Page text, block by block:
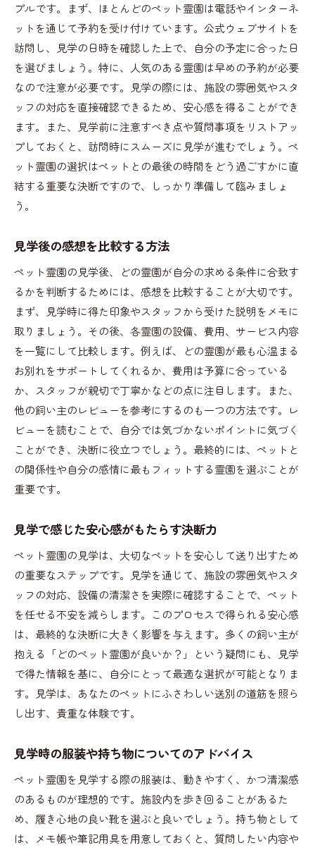
プルです。まず、ほとんどのペット霊園は電話やインターネ
ットを通じて予約を受け付けています。公式ウェブサイトを
訪問し、見学の日時を確認した上で、自分の予定に合った日
を選びましょう。特に、人気のある霊園は早めの予約が必要
なので注意が必要です。見学の際には、施設の雰囲気やスタ
ッフの対応を直接確認できるため、安心感を得ることができ
ます。また、見学前に注意すべき点や質問事項をリストアッ
プしておくと、訪問時にスムーズに見学が進むでしょう。ペ
ット霊園の選択はペットとの最後の時間をどう過ごすかに直
結する重要な決断ですので、しっかり準備して臨みましょ
う。
見学後の感想を比較する方法
ペット霊園の見学後、どの霊園が自分の求める条件に合致す
るかを判断するためには、感想を比較することが大切です。
まず、見学時に得た印象やスタッフから受けた説明をメモに
取りましょう。その後、各霊園の設備、費用、サービス内容
を一覧にして比較します。例えば、どの霊園が最も心温まる
お別れをサポートしてくれるか、費用は予算に合っている
か、スタッフが親切で丁寧かなどの点に注目します。また、
他の飼い主のレビューを参考にするのも一つの方法です。レ
ビューを読むことで、自分では気づかないポイントに気づく
ことができ、決断に役立つでしょう。最終的には、ペットと
の関係性や自分の感情に最もフィットする霊園を選ぶことが
重要です。
見学で感じた安心感がもたらす決断力
ペット霊園の見学は、大切なペットを安心して送り出すため
の重要なステップです。見学を通じて、施設の雰囲気やスタ
ッフの対応、設備の清潔さを実際に確認することで、ペット
を任せる不安を減らします。このプロセスで得られる安心感
は、最終的な決断に大きく影響を与えます。多くの飼い主が
抱える「どのペット霊園が良いか？」という疑問にも、見学
で得た情報を基に、自分にとって最適な選択が可能となりま
す。見学は、あなたのペットにふさわしい送別の道筋を照ら
し出す、貴重な体験です。
見学時の服装や持ち物についてのアドバイス
ペット霊園を見学する際の服装は、動きやすく、かつ清潔感
のあるものが理想的です。施設内を歩き回ることがあるた
め、履き心地の良い靴を選ぶと良いでしょう。持ち物として
は、メモ帳や筆記用具を用意しておくと、質問したい内容や